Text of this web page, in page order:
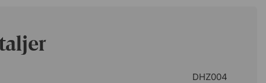
DHZ004